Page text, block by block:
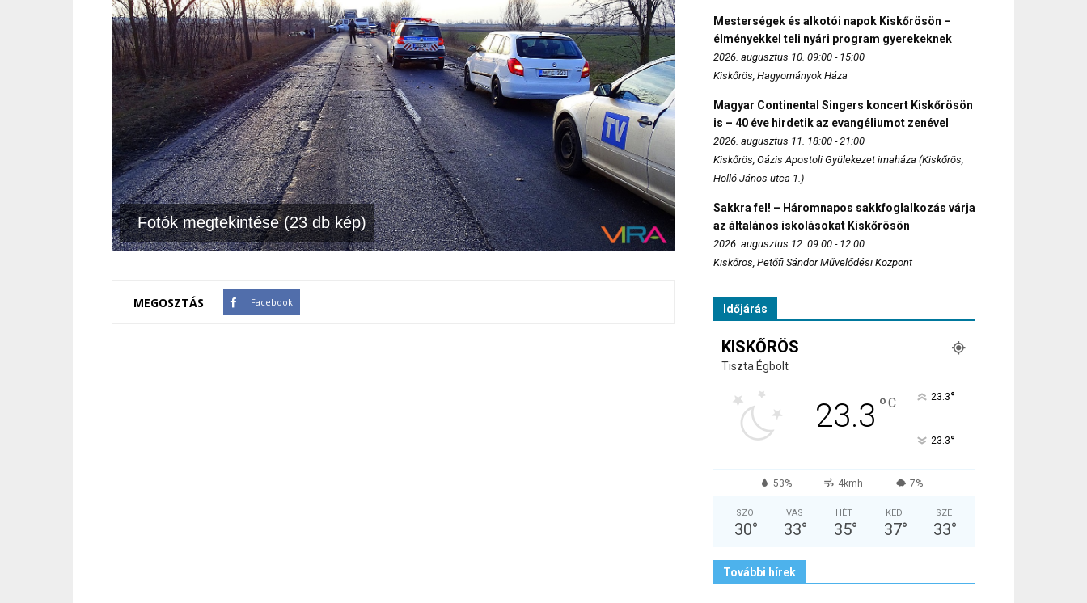
Fotók megtekintése (23 db kép)
MEGOSZTÁS Facebook
Mesterségek és alkotói napok Kiskőrösön –
élményekkel teli nyári program gyerekeknek
2026. augusztus 10. 09:00 - 15:00
Kiskőrös, Hagyományok Háza
Magyar Continental Singers koncert Kiskőrösön
is – 40 éve hirdetik az evangéliumot zenével
2026. augusztus 11. 18:00 - 21:00
Kiskőrös, Oázis Apostoli Gyülekezet imaháza (Kiskőrös,
Holló János utca 1.)
Sakkra fel! – Háromnapos sakkfoglalkozás várja
az általános iskolásokat Kiskőrösön
2026. augusztus 12. 09:00 - 12:00
Kiskőrös, Petőfi Sándor Művelődési Központ
Időjárás
KISKŐRÖS
Tiszta Égbolt
23.3 °C 23.3°
23.3°
53% 4kmh 7%
SZO
30°
VAS
33°
HÉT
35°
KED
37°
SZE
33°
További hírek